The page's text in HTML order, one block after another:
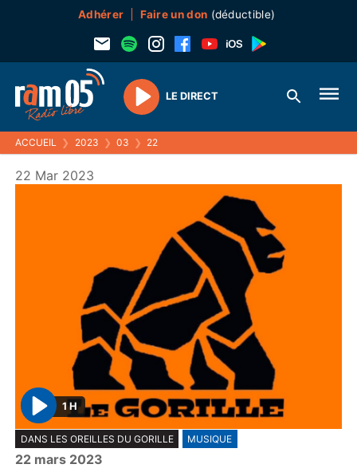
Adhérer Faire un don (déductible)
Play
LE DIRECT
ACCUEIL ❯ 2023 ❯ 03 ❯ 22
22 Mar 2023
P
l
a
1 H
DANS LES OREILLES DU GORILLE MUSIQUE
22 mars 2023